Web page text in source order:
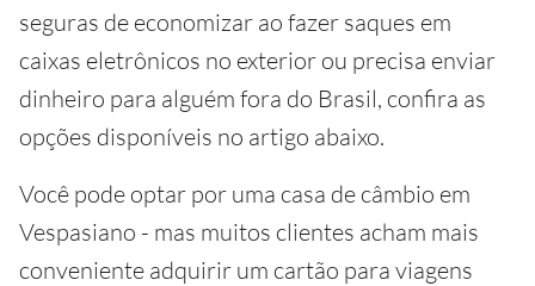
seguras de economizar ao fazer saques em
caixas eletrônicos no exterior ou precisa enviar
dinheiro para alguém fora do Brasil, confira as
opções disponíveis no artigo abaixo.
Você pode optar por uma casa de câmbio em
Vespasiano - mas muitos clientes acham mais
conveniente adquirir um cartão para viagens